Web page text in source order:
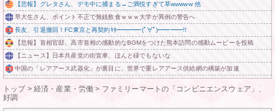
【悲報】グレタさん、デモ中に捕まる→ご満悦すぎて草wwwww 他
早大生さん、ポイント不正で無銭飲食ｗｗｗ大学が異例の警告へ
長友、引退撤回！FC東京と再契約ｷﾀ━━━━(ﾟ∀ﾟ)━━━━!!
【悲報】首相官邸、高市首相の感動的なBGMをつけた熊本訪問の感動ムービーを投稿
【ニュース】日本共産党の街宣車、ほんと碌でもないな
中国の「レアアース武器化」が裏目に、世界で重レアアース供給網の構築が加速
トップ> 経済・産業・労働 > ファミリーマートの「コンビニエンスウェア」、
好調